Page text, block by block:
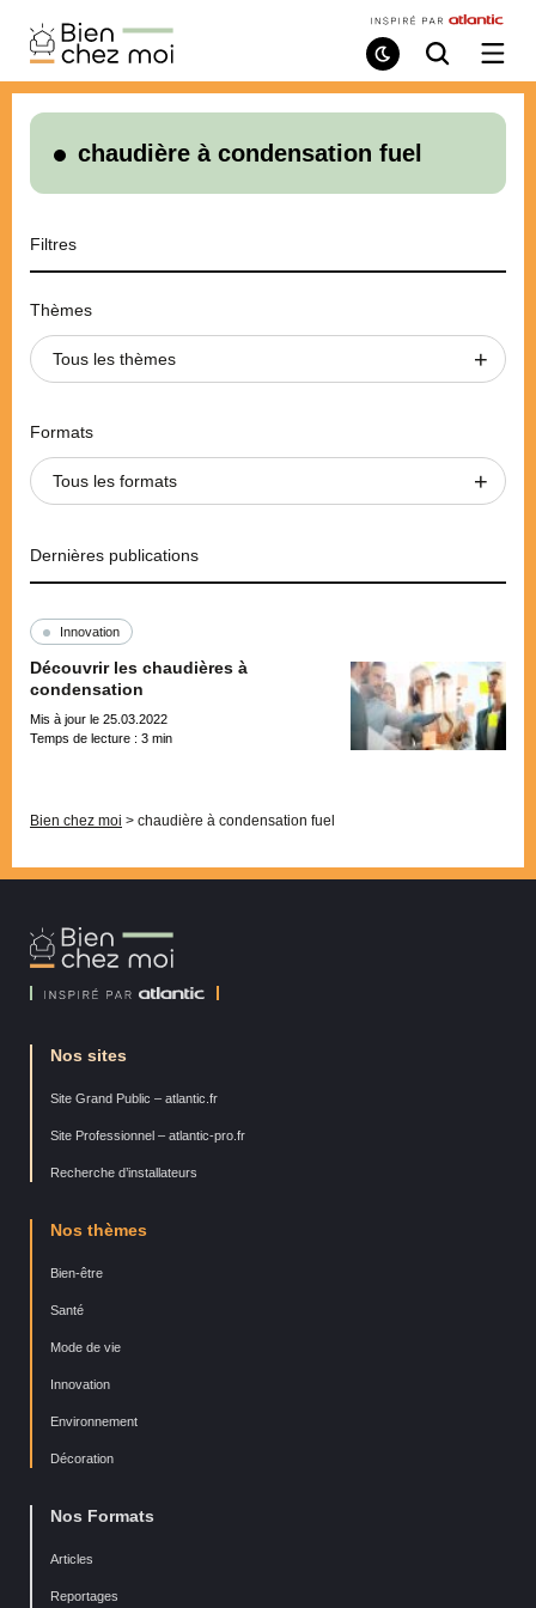
Bien
Chez
Moi
Mode
de
Recherche
/
le
chaudière à condensation fuel
Filtres
Thèmes
Tous les thèmes
Formats
Tous les formats
Dernières publications
Innovation
Découvrir les chaudières à
condensation
Mis à jour le 25.03.2022
Temps de lecture : 3 min
Bien chez moi > chaudière à condensation fuel
Bien
Chez
Nos sites
Site Grand Public – atlantic.fr
Site Professionnel – atlantic-pro.fr
Recherche d’installateurs
Nos thèmes
Bien-être
Santé
Mode de vie
Innovation
Environnement
Décoration
Nos Formats
Articles
Reportages